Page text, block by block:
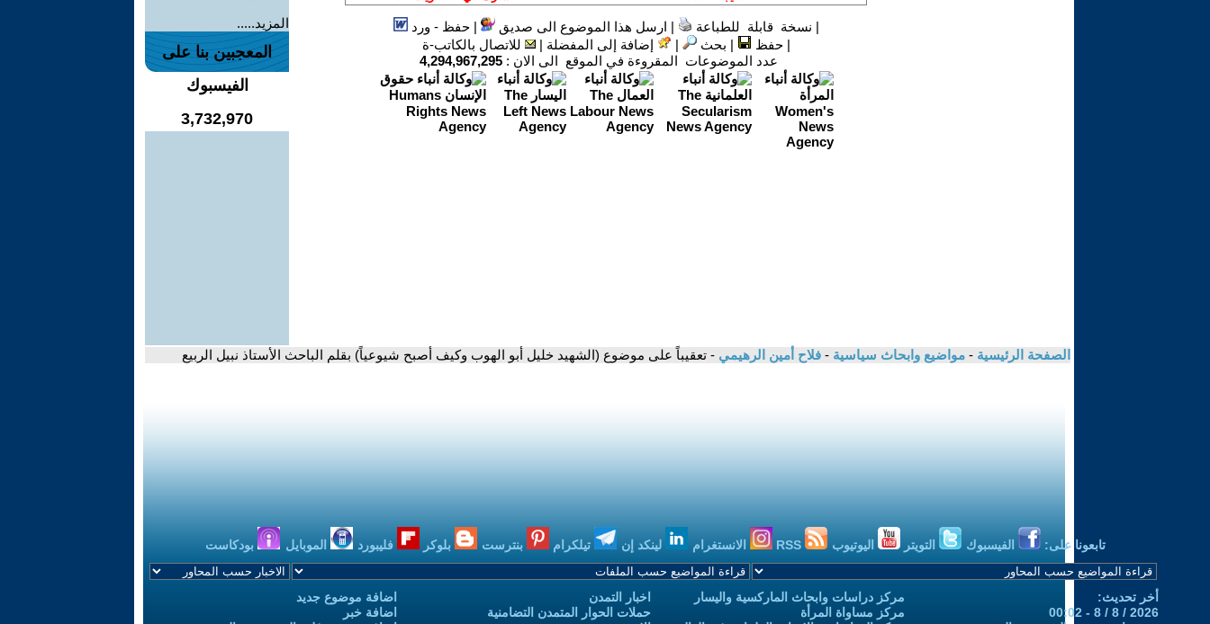
| نسخة قابلة للطباعة | ارسل هذا الموضوع الى صديق |حفظ - ورد
|حفظ | بحث | إضافة إلى المفضلة |
للاتصال بالكاتب-ة
عدد الموضوعات المقروءة في الموقع الى الان : 4,294,967,295
المزيد.....
المعجبين بنا على
الفيسبوك
3,732,970
الصفحة الرئيسية - مواضيع وابحاث سياسية - فلاح أمين الرهيمي - تعقيباً على موضوع (الشهيد خليل أبو الهوب وكيف أصبح شيوعياً) بقلم الباحث الأستاذ نبيل الربيع
تابعونا على: الفيسبوك التويتر اليوتيوب الانستغرام لينكد إن تيلكرام بنترست بلوكر فليبورد الموبايل بودكاست
أخر تحديث:
2026 / 8 / 8 - 00:02
مركز دراسات وابحاث الماركسية واليسار
مركز مساواة المرأة
اخبار التمدن
حملات الحوار المتمدن التضامنية
اضافة موضوع جديد
اضافة خبر